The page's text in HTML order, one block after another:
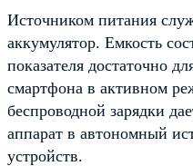
Источником питания
аккумулятор. Емкость
показателя достаточно
смартфона в активном
беспроводной зарядки
аппарат в автономный
устройств.